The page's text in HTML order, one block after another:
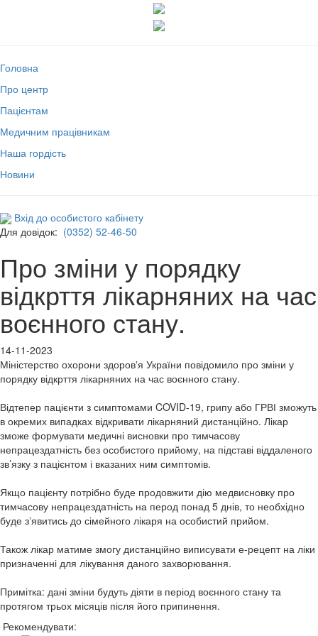
Головна
Про центр
Пацієнтам
Медичним працівникам
Наша гордість
Новини
Вхід до особистого кабінету
Для довідок: (0352) 52-46-50
Про зміни у порядку
відкрття лікарняних на час
воєнного стану.
14-11-2023
Міністерство охорони здоровʼя України повідомило про зміни у
порядку відкрття лікарняних на час воєнного стану.
Відтепер пацієнти з симптомами COVID-19, грипу або ГРВІ зможуть
в окремих випадках відкривати лікарняний дистанційно. Лікар
зможе формувати медичні висновки про тимчасову
непрацездатність без особистого прийому, на підставі віддаленого
зв’язку з пацієнтом і вказаних ним симптомів.
Якщо пацієнту потрібно буде продовжити дію медвисновку про
тимчасову непрацездатність на перод понад 5 днів, то необхідно
буде зʼявитись до сімейного лікаря на особистий прийом.
Також лікар матиме змогу дистанційно виписувати е-рецепт на ліки
призначенні для лікування даного захворювання.
Примітка: дані зміни будуть діяти в період воєнного стану та
протягом трьох місяців після його припинення.
Рекомендувати: